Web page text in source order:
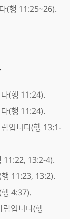
(행 11:25~26).
(행 11:24).
(행 11:24).
입니다(행 13:1-
11:22, 13:2-4).
행 11:23, 13:2).
4:37).
람입니다(행